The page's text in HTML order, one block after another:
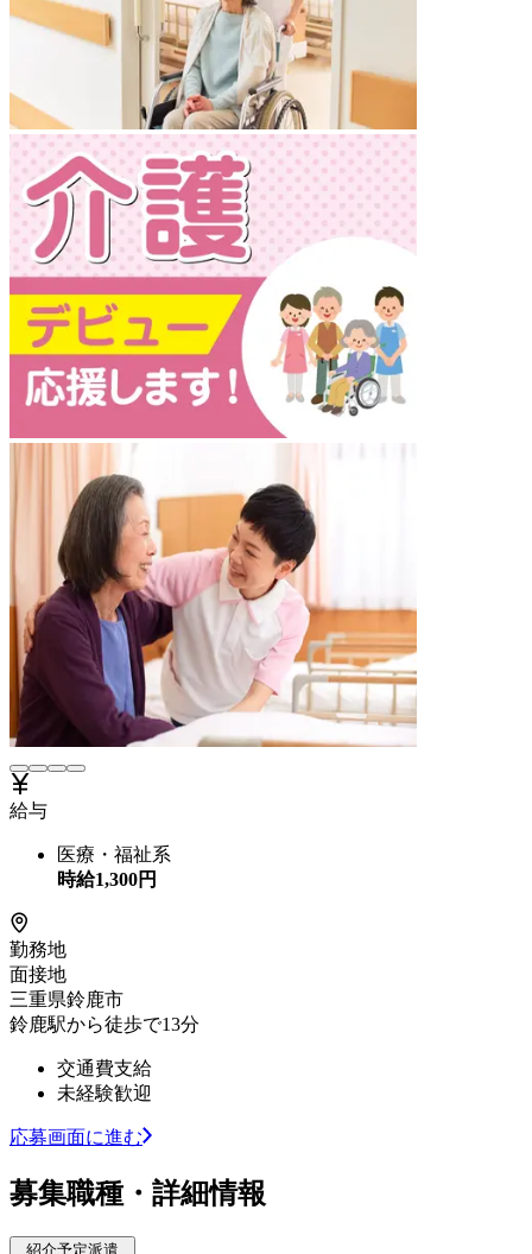
給与
医療・福祉系
時給1,300円
勤務地
面接地
三重県鈴鹿市
鈴鹿駅から徒歩で13分
交通費支給
未経験歓迎
応募画面に進む
募集職種・詳細情報
紹介予定派遣